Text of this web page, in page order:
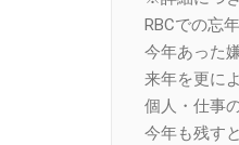
RBCでの忘
今年あった
来年を更に
個人・仕事
今年も残す